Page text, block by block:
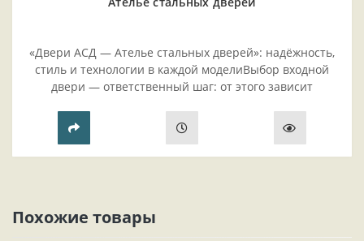
«Двери АСД — Ателье стальных дверей»: надёжность,
стиль и технологии в каждой моделиВыбор входной
двери — ответственный шаг: от этого зависит
прихожей..
Похожие товары